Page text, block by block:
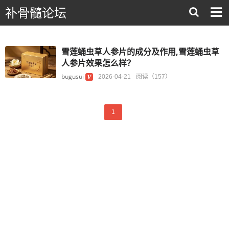
补骨髓论坛
雪莲蛹虫草人参片的成分及作用,雪莲蛹虫草
人参片效果怎么样？
bugusui 2026-04-21 阅读（157）
1